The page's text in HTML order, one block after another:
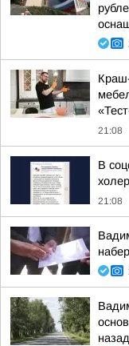
21:08
В
21:08
назад